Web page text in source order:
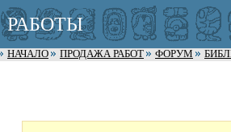
РАБОТЫ
НАЧАЛО ПРОДАЖА РАБОТ ФОРУМ